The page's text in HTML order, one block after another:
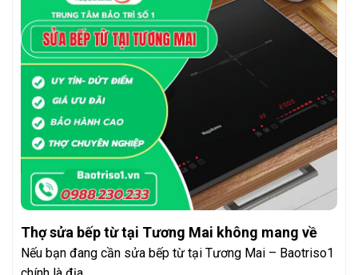
Thợ sửa bếp từ tại Tương Mai không mang về
Nếu bạn đang cần sửa bếp từ tại Tương Mai – Baotriso1